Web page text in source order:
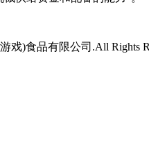
戏)食品有限公司.All Rights